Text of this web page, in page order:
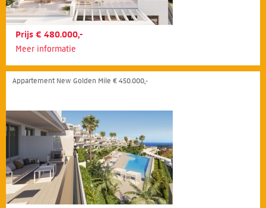
Prijs € 480.000,-
Meer informatie
Appartement New Golden Mile € 450.000,-